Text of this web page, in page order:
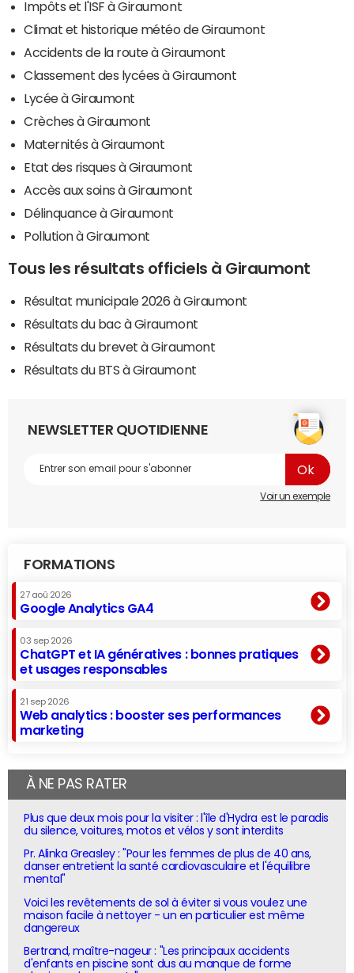
Impôts et l'ISF à Giraumont
Climat et historique météo de Giraumont
Accidents de la route à Giraumont
Classement des lycées à Giraumont
Lycée à Giraumont
Crèches à Giraumont
Maternités à Giraumont
Etat des risques à Giraumont
Accès aux soins à Giraumont
Délinquance à Giraumont
Pollution à Giraumont
Tous les résultats officiels à Giraumont
Résultat municipale 2026 à Giraumont
Résultats du bac à Giraumont
Résultats du brevet à Giraumont
Résultats du BTS à Giraumont
NEWSLETTER QUOTIDIENNE
Voir un exemple
FORMATIONS
27 aoû 2026
Google Analytics GA4
03 sep 2026
ChatGPT et IA génératives : bonnes pratiques
et usages responsables
21 sep 2026
Web analytics : booster ses performances
marketing
À NE PAS RATER
Plus que deux mois pour la visiter : l'île d'Hydra est le paradis
du silence, voitures, motos et vélos y sont interdits
Pr. Alinka Greasley : "Pour les femmes de plus de 40 ans,
danser entretient la santé cardiovasculaire et l'équilibre
mental"
Voici les revêtements de sol à éviter si vous voulez une
maison facile à nettoyer - un en particulier est même
dangereux
Bertrand, maître-nageur : "Les principaux accidents
d'enfants en piscine sont dus au manque de forme